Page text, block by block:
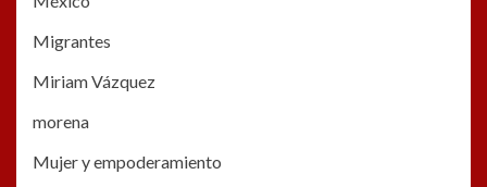
Migrantes
Miriam Vázquez
morena
Mujer y empoderamiento